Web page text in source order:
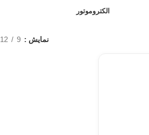
الکتروموتور
نمایش 9
12